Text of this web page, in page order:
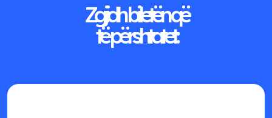
Zgjidh biletën që
të përshtatet: